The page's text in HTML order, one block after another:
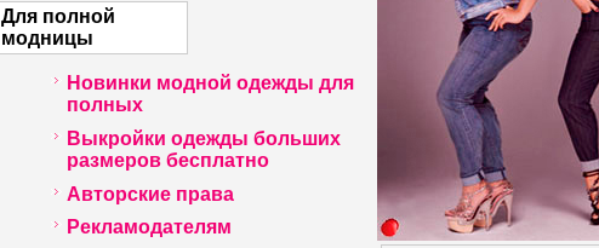
Для полной
модницы
Новинки модной одежды для
полных
Выкройки одежды больших
размеров бесплатно
Авторские права
Рекламодателям